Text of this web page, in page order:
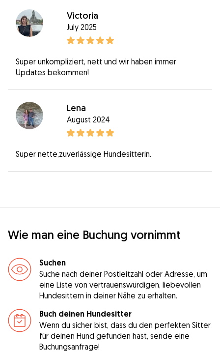
Victoria
July 2025
Super unkompliziert, nett und wir haben immer
Updates bekommen!
Lena
August 2024
Super nette,zuverlässige Hundesitterin.
Wie man eine Buchung vornimmt
Suchen
Suche nach deiner Postleitzahl oder Adresse, um
eine Liste von vertrauenswürdigen, liebevollen
Hundesittern in deiner Nähe zu erhalten.
Buch deinen Hundesitter
Wenn du sicher bist, dass du den perfekten Sitter
für deinen Hund gefunden hast, sende eine
Buchungsanfrage!